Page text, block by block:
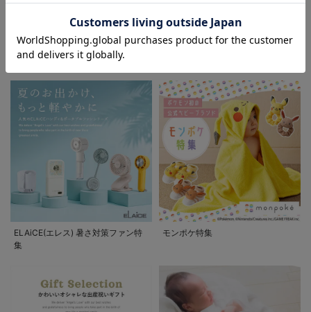
お気に入り商品を確認する
FEATURE
ELAiCE(エレス) 暑さ対策ファン特
集
モンポケ特集